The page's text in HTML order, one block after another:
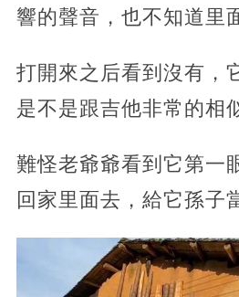
響的聲音，也不知道里
打開來之后看到沒有，
是不是跟吉他非常的相
難怪老爺爺看到它第一
回家里面去，給它孫子